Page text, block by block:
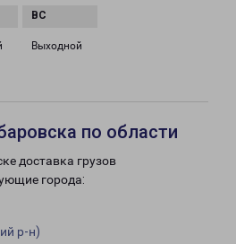
Выходной
по области
доставка грузов
города:
р-н)